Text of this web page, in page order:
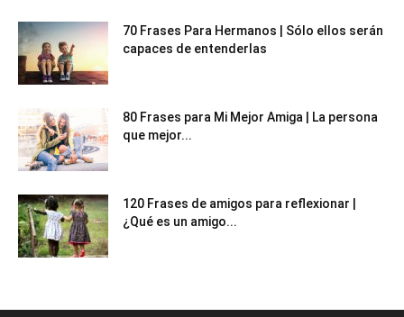
70 Frases Para Hermanos | Sólo ellos serán
capaces de entenderlas
80 Frases para Mi Mejor Amiga | La persona
que mejor...
120 Frases de amigos para reflexionar |
¿Qué es un amigo...